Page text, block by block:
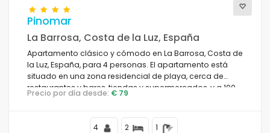
Pinomar
La Barrosa, Costa de la Luz, España
Apartamento clásico y cómodo en La Barrosa, Costa de
la Luz, España, para 4 personas. El apartamento está
situado en una zona residencial de playa, cerca de
restaurantes y bares, tiendas y supermercados, y a 100
m de la playa de La Barrosa.
Precio por día desde: € 79
4 2 1